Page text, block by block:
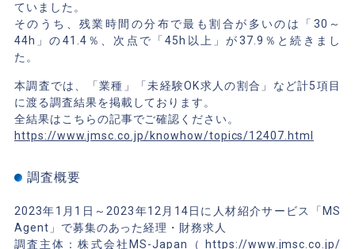
ていました。
そのうち、残業時間の分布で最も割合が多いのは「30～
44h」の41.4％、次点で「45h以上」が37.9％と続きまし
た。
本調査では、「業種」「未経験OK求人の割合」など計5項目
に渡る調査結果を掲載しております。
全結果はこちらの記事でご確認ください。
https://www.jmsc.co.jp/knowhow/topics/12407.html
調査概要
2023年1月1日～2023年12月14日に人材紹介サービス「MS
Agent」で募集のあった経理・財務求人
調査主体：株式会社MS-Japan（
https://www.jmsc.co.jp/